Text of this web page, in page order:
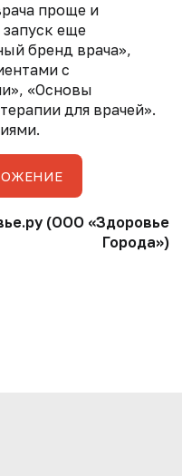
проще и
еще
бренд врача»,
с
«Основы
для врачей».
(ООО «Здоровье
Города»)